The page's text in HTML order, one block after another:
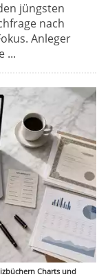
jüngsten
nach
Anleger
...
Charts und